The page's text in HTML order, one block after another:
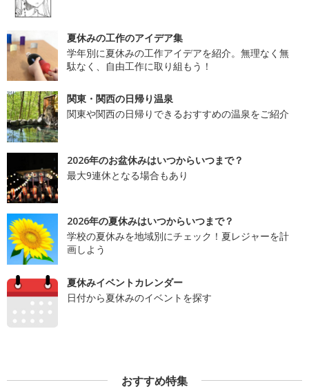
夏休みの工作のアイデア集
学年別に夏休みの工作アイデアを紹介。無理なく無
駄なく、自由工作に取り組もう！
関東・関西の日帰り温泉
関東や関西の日帰りできるおすすめの温泉をご紹介
2026年のお盆休みはいつからいつまで？
最大9連休となる場合もあり
2026年の夏休みはいつからいつまで？
学校の夏休みを地域別にチェック！夏レジャーを計
画しよう
夏休みイベントカレンダー
日付から夏休みのイベントを探す
おすすめ特集